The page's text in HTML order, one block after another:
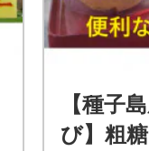
【種子
び】粗